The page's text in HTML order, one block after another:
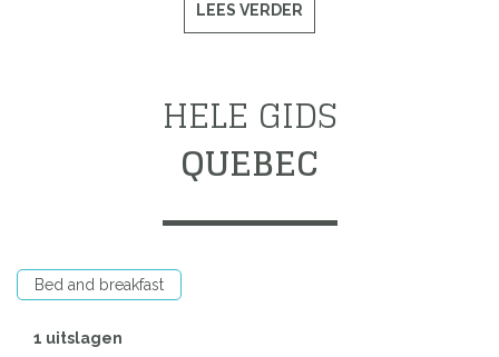
LEES VERDER
HELE GIDS
QUEBEC
Bed and breakfast
1 uitslagen